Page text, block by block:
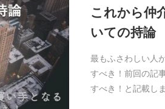
これから仲
いての持論
最もふさわしい人
すべき！前回の記
すべき！と記載し